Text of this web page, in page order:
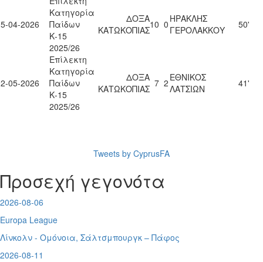
04-2026
Κατηγορία
Παίδων
Κ-15
2025/26
ΔΟΞΑ
ΚΑΤΩΚΟΠΙΑΣ10 0 ΗΡΑΚΛΗΣ
ΓΕΡΟΛΑΚΚΟΥ
50'
05-2026
Επίλεκτη
Κατηγορία
Παίδων
Κ-15
2025/26
ΔΟΞΑ
ΚΑΤΩΚΟΠΙΑΣ 7 2 ΕΘΝΙΚΟΣ
ΛΑΤΣΙΩΝ
41'
Tweets by CyprusFA
Προσεχή γεγονότα
2026-08-06
Europa League
Λίνκολν - Ομόνοια, Σάλτσμπουργκ – Πάφος
2026-08-11